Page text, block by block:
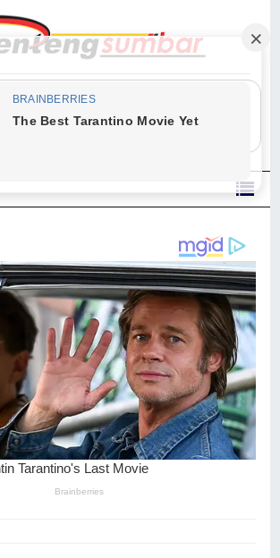
dan para malaikat-Nya berselawat untuk Nabi.
yang beriman, berselawatlah kamu untuk Nabi dan
dengan penuh penghormatan kepadanya." (Qs. Al